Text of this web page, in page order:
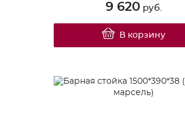
9 620 руб.
В корзину